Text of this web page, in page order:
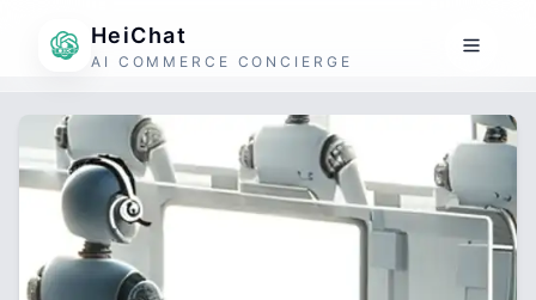
HeiChat
AI COMMERCE CONCIERGE